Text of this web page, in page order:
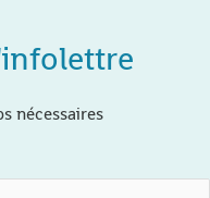
nécessaires